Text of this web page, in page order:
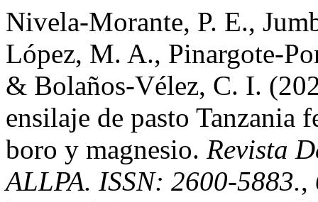
Nivela-Morante, P. E.,
López, M. A., Pinargote-
& Bolaños-Vélez, C. I.
ensilaje de pasto Tanzania
boro y magnesio. Revista
ALLPA. ISSN: 2600-5883.,